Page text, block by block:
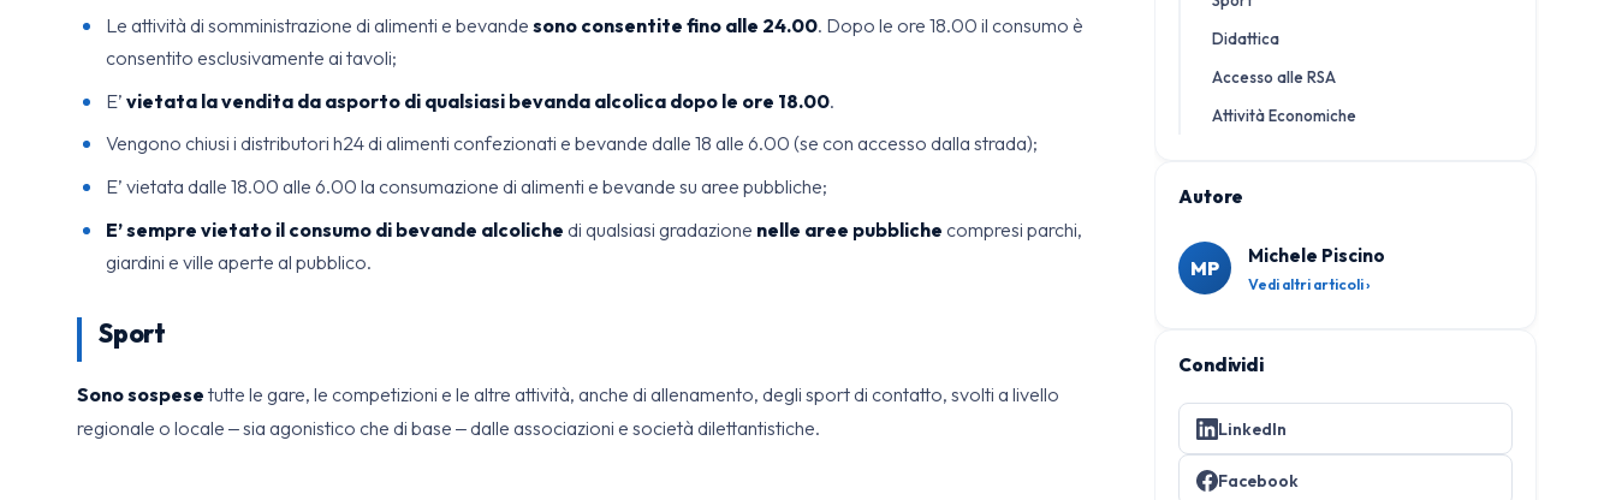
Le attività di somministrazione di alimenti e bevande sono consentite fino alle 24.00. Dopo le ore 18.00 il consumo è
consentito esclusivamente ai tavoli;
E’ vietata la vendita da asporto di qualsiasi bevanda alcolica dopo le ore 18.00.
Vengono chiusi i distributori h24 di alimenti confezionati e bevande dalle 18 alle 6.00 (se con accesso dalla strada);
E’ vietata dalle 18.00 alle 6.00 la consumazione di alimenti e bevande su aree pubbliche;
E’ sempre vietato il consumo di bevande alcoliche di qualsiasi gradazione nelle aree pubbliche compresi parchi,
giardini e ville aperte al pubblico.
Sport
Sono sospese tutte le gare, le competizioni e le altre attività, anche di allenamento, degli sport di contatto, svolti a livello
regionale o locale ‒ sia agonistico che di base ‒ dalle associazioni e società dilettantistiche.
Didattica
Accesso alle RSA
Attività Economiche
Autore
MP
Michele Piscino
Vedi altri articoli ›
Condividi
LinkedIn
Facebook